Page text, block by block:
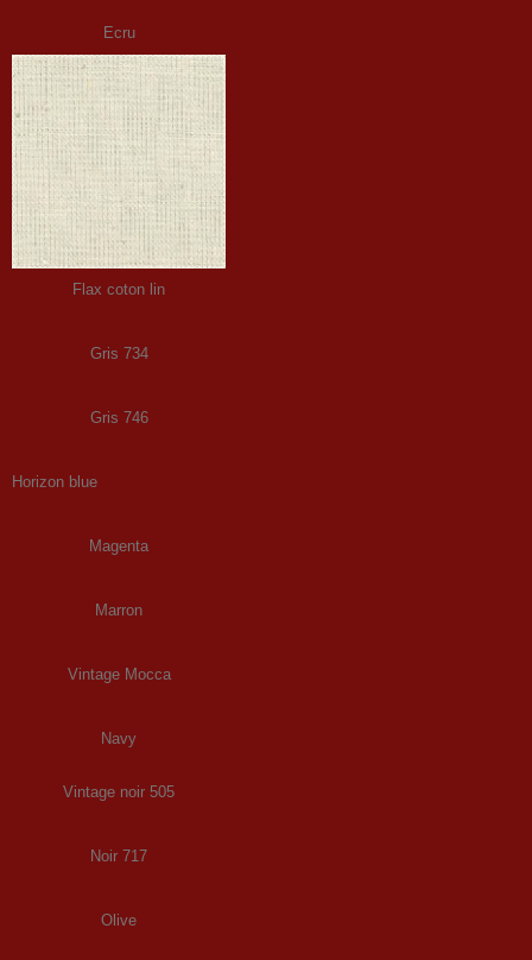
Ecru
Flax coton lin
Gris 734
Gris 746
Horizon blue
Magenta
Marron
Vintage Mocca
Navy
Vintage noir 505
Noir 717
Olive